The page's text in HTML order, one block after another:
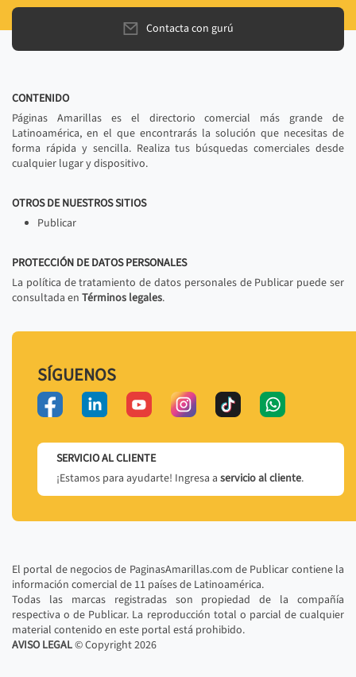
Contacta con gurú
CONTENIDO
Páginas Amarillas es el directorio comercial más grande de
Latinoamérica, en el que encontrarás la solución que necesitas de
forma rápida y sencilla. Realiza tus búsquedas comerciales desde
cualquier lugar y dispositivo.
OTROS DE NUESTROS SITIOS
Publicar
PROTECCIÓN DE DATOS PERSONALES
La política de tratamiento de datos personales de Publicar puede ser
consultada en Términos legales.
SÍGUENOS
SERVICIO AL CLIENTE
¡Estamos para ayudarte! Ingresa a servicio al cliente.
El portal de negocios de PaginasAmarillas.com de Publicar contiene la
información comercial de 11 países de Latinoamérica.
Todas las marcas registradas son propiedad de la compañía
respectiva o de Publicar. La reproducción total o parcial de cualquier
material contenido en este portal está prohibido.
AVISO LEGAL© Copyright2026